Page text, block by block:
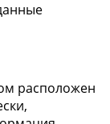
расположен